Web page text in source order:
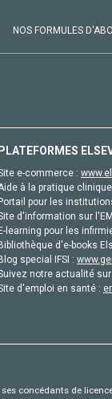
NOS FORMULES
PLATEFORMES
e-commerce :
à la pratique
Portail pour les
d'information sur
E-learning pour les
Bibliothèque d'e-books
Blog special IFSI :
notre actualité
d'emploi en santé :
concédants de